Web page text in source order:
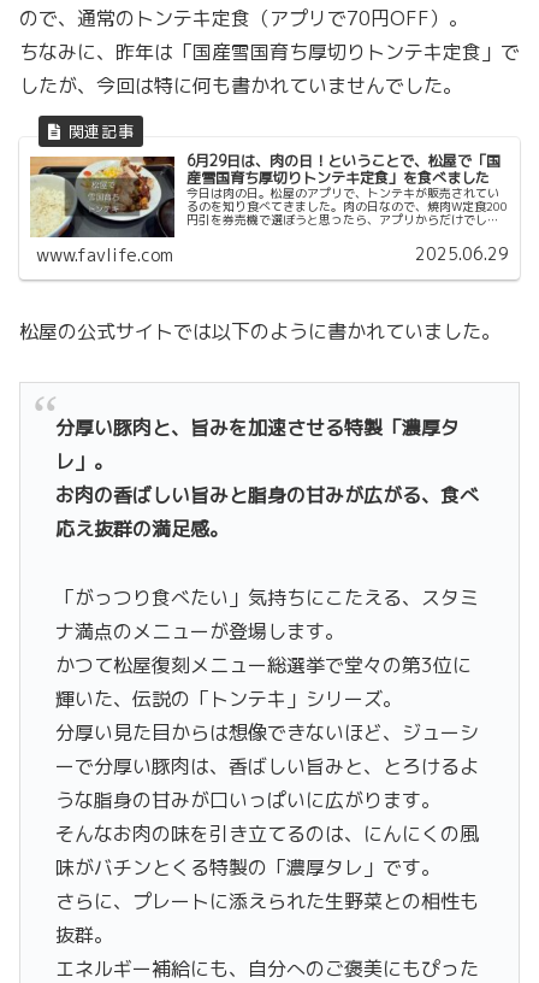
ので、通常のトンテキ定食（アプリで70円OFF）。
ちなみに、昨年は「国産雪国育ち厚切りトンテキ定食」で
したが、今回は特に何も書かれていませんでした。
6月29日は、肉の日！ということで、松屋で「国
産雪国育ち厚切りトンテキ定食」を食べました
今日は肉の日。松屋のアプリで、トンテキが販売されてい
るのを知り食べてきました。肉の日なので、焼肉W定食200
円引を券売機で選ぼうと思ったら、アプリからだけでし
で「国産雪国育ち厚切りトンテキ定食」が50円OFFだった
www.favlife.com 2025.06.29
松屋の公式サイトでは以下のように書かれていました。
分厚い豚肉と、旨みを加速させる特製「濃厚タ
レ」。
お肉の香ばしい旨みと脂身の甘みが広がる、食べ
応え抜群の満足感。
「がっつり食べたい」気持ちにこたえる、スタミ
ナ満点のメニューが登場します。
かつて松屋復刻メニュー総選挙で堂々の第3位に
輝いた、伝説の「トンテキ」シリーズ。
分厚い見た目からは想像できないほど、ジューシ
ーで分厚い豚肉は、香ばしい旨みと、とろけるよ
うな脂身の甘みが口いっぱいに広がります。
そんなお肉の味を引き立てるのは、にんにくの風
味がバチンとくる特製の「濃厚タレ」です。
さらに、プレートに添えられた生野菜との相性も
抜群。
エネルギー補給にも、自分へのご褒美にもぴった